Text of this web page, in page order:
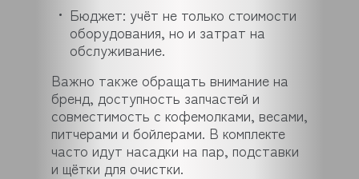
Бюджет: учёт не только стоимости
оборудования, но и затрат на
обслуживание.
Важно также обращать внимание на
бренд, доступность запчастей и
совместимость с кофемолками, весами,
питчерами и бойлерами. В комплекте
часто идут насадки на пар, подставки
и щётки для очистки.